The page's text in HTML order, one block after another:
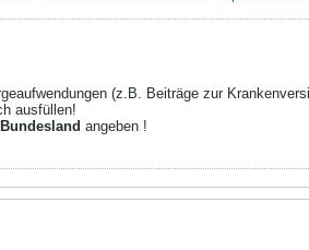
(z.B. Beiträge zur
ausfüllen!
Bundesland angeben !